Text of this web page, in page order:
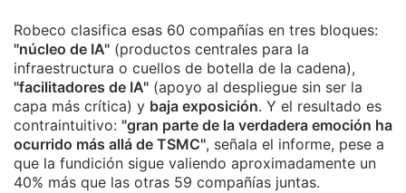
Robeco clasifica esas 60 compañías en tres bloques:
"núcleo de IA" (productos centrales para la
infraestructura o cuellos de botella de la cadena),
"facilitadores de IA" (apoyo al despliegue sin ser la
capa más crítica) y baja exposición. Y el resultado es
contraintuitivo: "gran parte de la verdadera emoción ha
ocurrido más allá de TSMC", señala el informe, pese a
que la fundición sigue valiendo aproximadamente un
40% más que las otras 59 compañías juntas.